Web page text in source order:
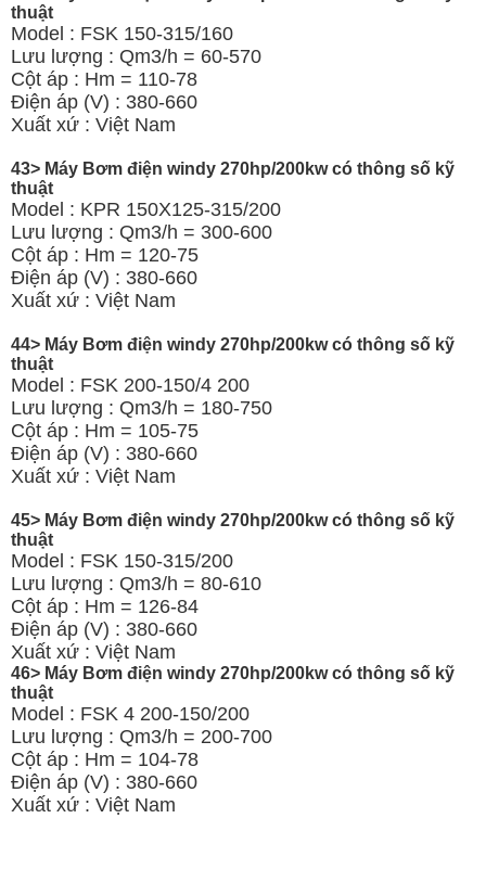
thuật
Model : FSK 150-315/160
Lưu lượng : Qm3/h = 60-570
Cột áp : Hm = 110-78
Điện áp (V) : 380-660
Xuất xứ : Việt Nam
43> Máy Bơm điện windy 270hp/200kw có thông số kỹ
thuật
Model : KPR 150X125-315/200
Lưu lượng : Qm3/h = 300-600
Cột áp : Hm = 120-75
Điện áp (V) : 380-660
Xuất xứ : Việt Nam
44> Máy Bơm điện windy 270hp/200kw có thông số kỹ
thuật
Model : FSK 200-150/4 200
Lưu lượng : Qm3/h = 180-750
Cột áp : Hm = 105-75
Điện áp (V) : 380-660
Xuất xứ : Việt Nam
45> Máy Bơm điện windy 270hp/200kw có thông số kỹ
thuật
Model : FSK 150-315/200
Lưu lượng : Qm3/h = 80-610
Cột áp : Hm = 126-84
Điện áp (V) : 380-660
Xuất xứ : Việt Nam
46> Máy Bơm điện windy 270hp/200kw có thông số kỹ
thuật
Model : FSK 4 200-150/200
Lưu lượng : Qm3/h = 200-700
Cột áp : Hm = 104-78
Điện áp (V) : 380-660
Xuất xứ : Việt Nam